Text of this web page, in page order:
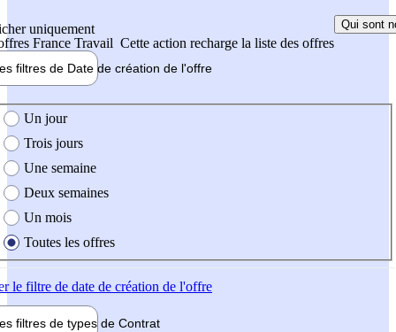
uniquement
France Travail Cette action recharge la liste des offres
Qui sont
filtres de Date de création de l'offre
création de l'offre
Un jour
Trois jours
Une semaine
Deux semaines
Un mois
Toutes les offres
le filtre de date de création de l'offre
filtres de types de Contrat